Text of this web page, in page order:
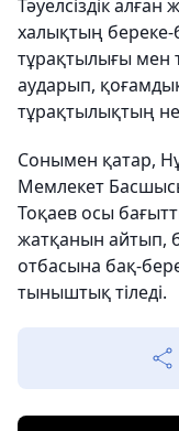
Тәуелсіздік
халықтың береке-
тұрақтылығы мен
аударып,
тұрақтылықтың
Сонымен қатар,
Мемлекет
Тоқаев осы
жатқанын айтып,
отбасына бақ-
тыныштық тіледі.